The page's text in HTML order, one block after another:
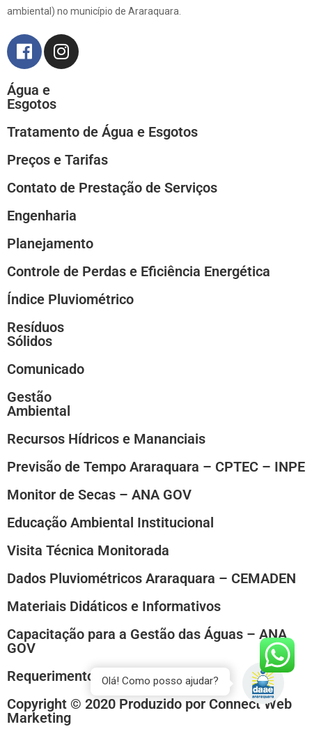
ambiental) no município de Araraquara.
Água e
Esgotos
Tratamento de Água e Esgotos
Preços e Tarifas
Contato de Prestação de Serviços
Engenharia
Planejamento
Controle de Perdas e Eficiência Energética
Índice Pluviométrico
Resíduos
Sólidos
Comunicado
Gestão
Ambiental
Recursos Hídricos e Mananciais
Previsão de Tempo Araraquara – CPTEC – INPE
Monitor de Secas – ANA GOV
Educação Ambiental Institucional
Visita Técnica Monitorada
Dados Pluviométricos Araraquara – CEMADEN
Materiais Didáticos e Informativos
Capacitação para a Gestão das Águas – ANA
GOV
Requerimento Padrão
Copyright © 2020 Produzido por Connect Web
Marketing
Olá! Como posso ajudar?